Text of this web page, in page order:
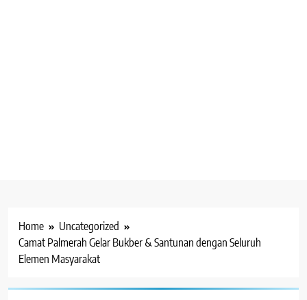
Home
Uncategorized
Camat Palmerah Gelar Bukber & Santunan dengan Seluruh
Elemen Masyarakat